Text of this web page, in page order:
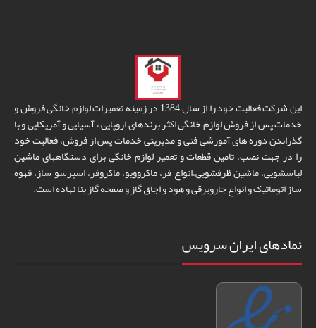
این شرکت فعالیت خود را از سال 1384 در زمینه تعمیرات لوازم خانگی فروش و
خدمات پس از فروش لوازم خانگی اکثر برندهای اروپایی ، آسیایی و آمریکایی و با
گذراندن دوره های آموزشی فنی و مدیریتی خدمات پس از فروش، فعالیت خود
را در جهت نصب، تامین قطعات و تعمیر لوازم خانگی برای دستگاههای ماشین
لباسشویی، ماشین ظرفشویی،انواع فر، ماکروویو، ماکروفر، اسپرسو ساز، قهوه
ساز اتوماتیک و انواع جاروبرقی و هود و اجاق گاز و صفحه گاز بنا نهاده است.
نمادهای ایران سرویس